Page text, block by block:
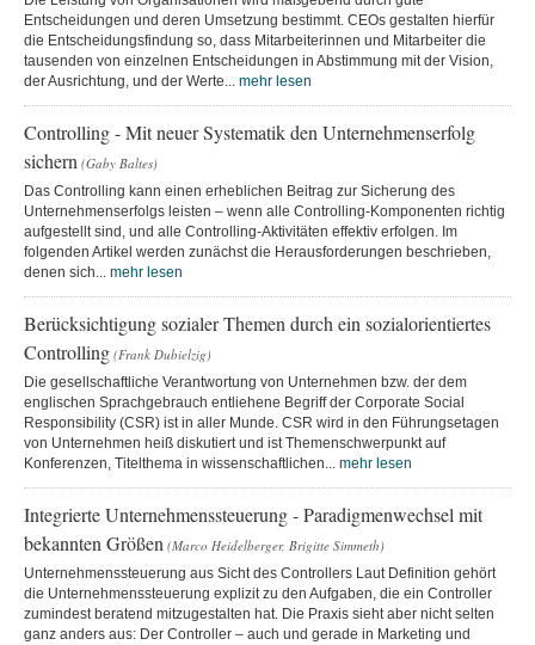
Entscheidungen und deren Umsetzung bestimmt. CEOs gestalten hierfür
die Entscheidungsfindung so, dass Mitarbeiterinnen und Mitarbeiter die
tausenden von einzelnen Entscheidungen in Abstimmung mit der Vision,
der Ausrichtung, und der Werte... mehr lesen
Controlling - Mit neuer Systematik den Unternehmenserfolg
sichern (Gaby Baltes)
Das Controlling kann einen erheblichen Beitrag zur Sicherung des
Unternehmenserfolgs leisten – wenn alle Controlling-Komponenten richtig
aufgestellt sind, und alle Controlling-Aktivitäten effektiv erfolgen. Im
folgenden Artikel werden zunächst die Herausforderungen beschrieben,
denen sich... mehr lesen
Berücksichtigung sozialer Themen durch ein sozialorientiertes
Controlling (Frank Dubielzig)
Die gesellschaftliche Verantwortung von Unternehmen bzw. der dem
englischen Sprachgebrauch entliehene Begriff der Corporate Social
Responsibility (CSR) ist in aller Munde. CSR wird in den Führungsetagen
von Unternehmen heiß diskutiert und ist Themenschwerpunkt auf
Konferenzen, Titelthema in wissenschaftlichen... mehr lesen
Integrierte Unternehmenssteuerung - Paradigmenwechsel mit
bekannten Größen (Marco Heidelberger, Brigitte Simmeth)
Unternehmenssteuerung aus Sicht des Controllers Laut Definition gehört
die Unternehmenssteuerung explizit zu den Aufgaben, die ein Controller
zumindest beratend mitzugestalten hat. Die Praxis sieht aber nicht selten
ganz anders aus: Der Controller – auch und gerade in Marketing und